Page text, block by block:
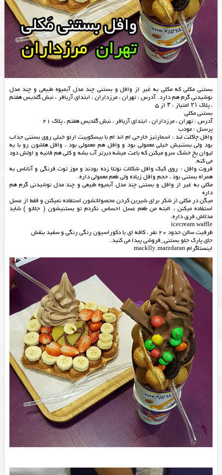
بستنی مکلی که مکلی به غیر از وافل و بستنی چند مدل آبمیوه طبیعی و چند مدل
نوشیدنی گرم هم دارد. آدرس : تهران ، مرزداران ، ابتدای آریافر ، نبش گلدیس هفتم
، پلاک ۲۱ امتیاز : ۳ از 5
بستنی مکلی
آدرس : تهران ، مرزداران ، ابتدای آریافر ، نبش گلدیس هفتم ، پلاک 21
پرسنل : مودب
وافل چاکلت لند : اسمارتیز خارجی ام اند ام با بیسکوییت ارئو خیلی روی بستنی جذاب
بود ولی بستنیش خیلی معمولی بود و وافل هم معمولی بود ، وافل هاشون رو با یه
لیوان یخ خشک سرو‌ میکنن که باعث میشه دیرتر آب بشه و کلی هم فانیه و اولش دود
می کنه.
فروت وافل : روی کیک وافل شکلات نوتلا زده بودند و موز توت فرنگی و آناناس به
همراه بستنی بود ، حجم وافل زیاده ولی طعم معمولی داره.
مکلی به غیر از وافل و بستنی چند مدل آبمیوه طبیعی و چند مدل نوشیدنی گرم هم
داره
میگن در مکلی از شکر برای شیرین کردن محصولاتشون استفاده نمیکنن و فقط از عسل
استفاده میکنن ، البته من طعم عسل احساس نکردم تو بستنیشون ( جلاتو ) شاید
مدلاش فرق داره.
icecream waffle
ظرفیت سالن حدود 20 نفر ، کافه ای با دکوراسیون رنگی رنگی و سفید بنفش
جای پارک جلو بستنی_فروشی پیدا می کنید.
اینستاگرام macklly.marzdaran